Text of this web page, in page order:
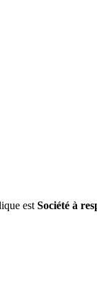
est Société à